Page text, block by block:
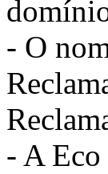
- O
- A